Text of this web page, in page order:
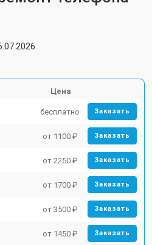
Цена
бесплатно Заказать
от 1100 ₽ Заказать
от 2250 ₽ Заказать
от 1700 ₽ Заказать
от 3500 ₽ Заказать
от 1450 ₽ Заказать